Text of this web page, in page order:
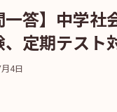
一答】中学
定期テスト
4日